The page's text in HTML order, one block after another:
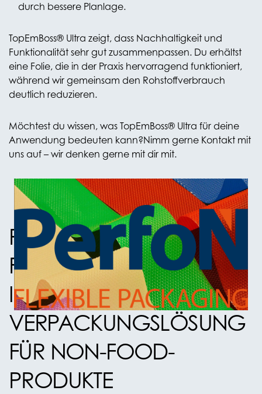
durch bessere Planlage.
TopEmBoss® Ultra zeigt, dass Nachhaltigkeit und
Funktionalität sehr gut zusammenpassen. Du erhältst
eine Folie, die in der Praxis hervorragend funktioniert,
während wir gemeinsam den Rohstoffverbrauch
deutlich reduzieren.
Möchtest du wissen, was TopEmBoss® Ultra für deine
Anwendung bedeuten kann?Nimm gerne Kontakt mit
uns auf – wir denken gerne mit dir mit.
PERFON BOPP
FLOWPACK-FOLIE: DIE
IDEALE
VERPACKUNGSLÖSUNG
FÜR NON-FOOD-
PRODUKTE